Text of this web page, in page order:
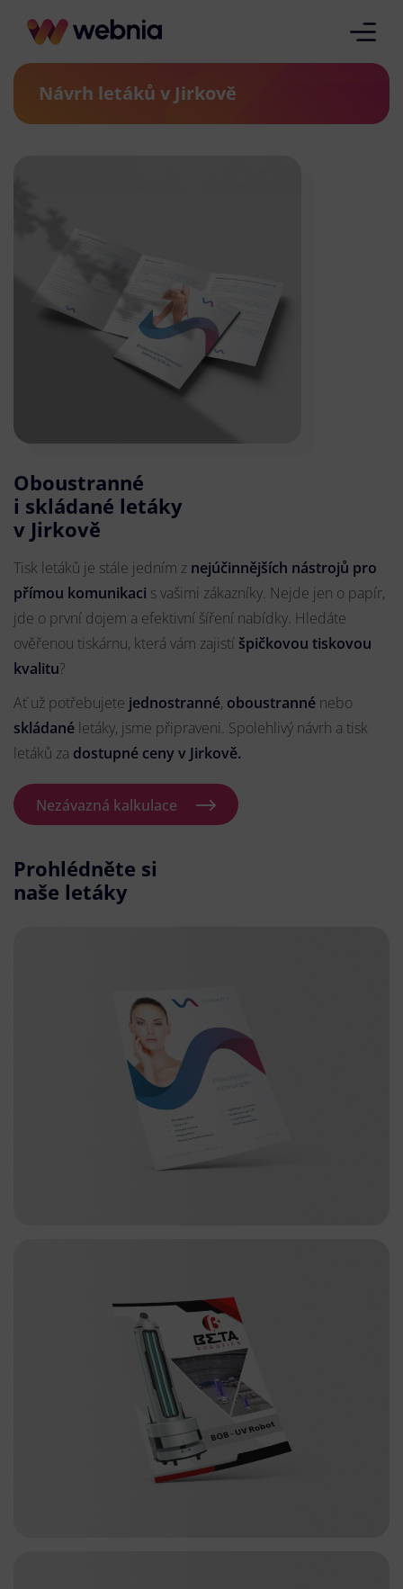
Návrh letáků v Jirkově
Oboustranné
i skládané letáky
v Jirkově
Tisk letáků je stále jedním z nejúčinnějších nástrojů pro
přímou komunikaci s vašimi zákazníky. Nejde jen o papír,
jde o první dojem a efektivní šíření nabídky. Hledáte
ověřenou tiskárnu, která vám zajistí špičkovou tiskovou
kvalitu?
Ať už potřebujete jednostranné, oboustranné nebo
skládané letáky, jsme připraveni. Spolehlivý návrh a tisk
letáků za dostupné ceny v Jirkově.
Nezávazná kalkulace
Prohlédněte si
naše letáky